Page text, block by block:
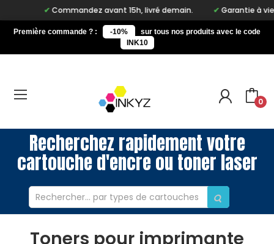
Commandez avant 15h, livré demain. Garantie à vie
Première commande ? : -10%
sur tous nos produits avec le code
INK10
0
Recherchez rapidement votre
cartouche d'encre ou toner laser
Toners pour imprimante